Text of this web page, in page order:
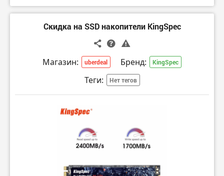
Скидка на SSD накопители KingSpec
Магазин: uberdeal Бренд: KingSpec
Теги: Нет тегов